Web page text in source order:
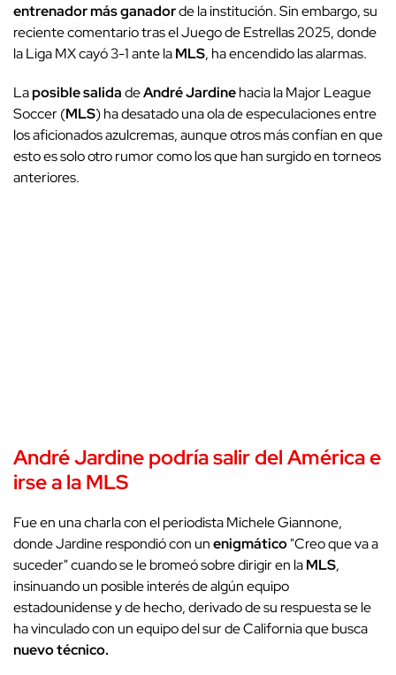
entrenador más ganadorde la institución. Sin embargo, su
reciente comentario tras el Juego de Estrellas 2025, donde
la Liga MX cayó 3-1 ante laMLS, ha encendido las alarmas.
Laposible salidadeAndré Jardinehacia la Major League
Soccer (MLS) ha desatado una ola de especulaciones entre
los aficionados azulcremas, aunque otros más confían en que
esto es solo otro rumor como los que han surgido en torneos
anteriores.
André Jardinepodría salir delAméricae
irse a laMLS
Fue en una charla con el periodista Michele Giannone,
donde Jardine respondió con unenigmático"Creo que va a
suceder" cuando se le bromeó sobre dirigir en laMLS,
insinuando un posible interés de algún equipo
estadounidense y de hecho, derivado de su respuesta se le
ha vinculado con un equipo del sur de California que busca
nuevo técnico.